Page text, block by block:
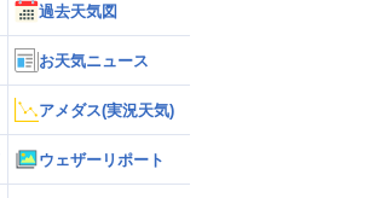
過去天気図
お天気ニュース
アメダス(実況天気)
ウェザーリポート